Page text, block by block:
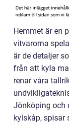
Hemmet är en
vitvarorna
är de detaljer
från att kyla
renar våra
Jönköping och
kylskåp, spisar